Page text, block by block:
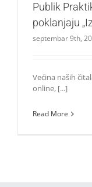
Publik
poklanjaju
septembar 9th,
Većina naših
online, [...]
Read More